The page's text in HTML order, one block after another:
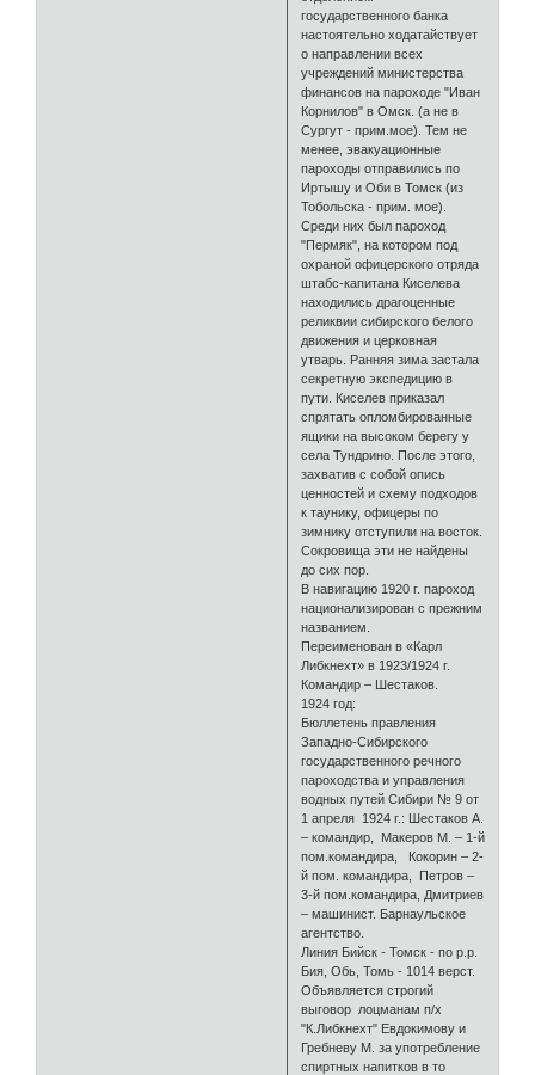
государственного банка
настоятельно ходатайствует
о направлении всех
учреждений министерства
финансов на пароходе "Иван
Корнилов" в Омск. (а не в
Сургут - прим.мое). Тем не
менее, эвакуационные
пароходы отправились по
Иртышу и Оби в Томск (из
Тобольска - прим. мое).
Среди них был пароход
"Пермяк", на котором под
охраной офицерского отряда
штабс-капитана Киселева
находились драгоценные
реликвии сибирского белого
движения и церковная
утварь. Ранняя зима застала
секретную экспедицию в
пути. Киселев приказал
спрятать опломбированные
ящики на высоком берегу у
села Тундрино. После этого,
захватив с собой опись
ценностей и схему подходов
к таунику, офицеры по
зимнику отступили на восток.
Сокровища эти не найдены
до сих пор.
В навигацию 1920 г. пароход
национализирован с прежним
названием.
Переименован в «Карл
Либкнехт» в 1923/1924 г.
Командир – Шестаков.
1924 год:
Бюллетень правления
Западно-Сибирского
государственного речного
пароходства и управления
водных путей Сибири № 9 от
1 апреля 1924 г.: Шестаков А.
– командир, Макеров М. – 1-й
пом.командира, Кокорин – 2-
й пом. командира, Петров –
3-й пом.командира, Дмитриев
– машинист. Барнаульское
агентство.
Линия Бийск - Томск - по р.р.
Бия, Обь, Томь - 1014 верст.
Объявляется строгий
выговор лоцманам п/х
"К.Либкнехт" Евдокимову и
Гребневу М. за употребление
спиртных напитков в то